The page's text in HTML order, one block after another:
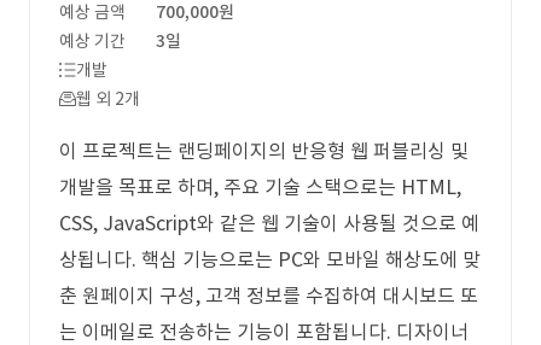
예상 금액
700,000원
예상 기간
3일
개발
웹 외 2개
이 프로젝트는 랜딩페이지의 반응형 웹 퍼블리싱 및
개발을 목표로 하며, 주요 기술 스택으로는 HTML,
CSS, JavaScript와 같은 웹 기술이 사용될 것으로 예
상됩니다. 핵심 기능으로는 PC와 모바일 해상도에 맞
춘 원페이지 구성, 고객 정보를 수집하여 대시보드 또
는 이메일로 전송하는 기능이 포함됩니다. 디자이너